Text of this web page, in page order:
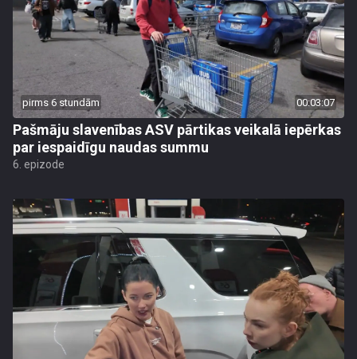
pirms 6 stundām 00:03:07
Pašmāju slavenības ASV pārtikas veikalā iepērkas
par iespaidīgu naudas summu
6. epizode